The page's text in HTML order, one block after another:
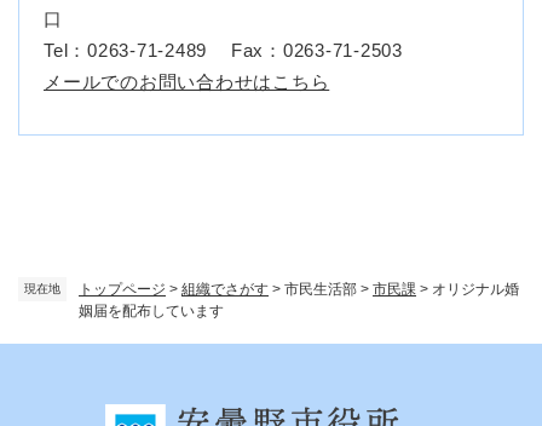
現在地 トップページ > 組織でさがす > 市民生活部 > 市民課 > オリジナル婚
姻届を配布しています
口
Tel：0263-71-2489
Fax：0263-71-2503
メールでのお問い合わせはこちら